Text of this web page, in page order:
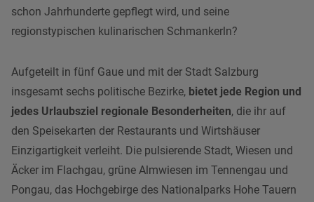
schon Jahrhunderte gepflegt wird, und seine
regionstypischen kulinarischen Schmankerln?
Aufgeteilt in fünf Gaue und mit der Stadt Salzburg
insgesamt sechs politische Bezirke, bietet jede Region und
jedes Urlaubsziel regionale Besonderheiten, die ihr auf
den Speisekarten der Restaurants und Wirtshäuser
Einzigartigkeit verleiht. Die pulsierende Stadt, Wiesen und
Äcker im Flachgau, grüne Almwiesen im Tennengau und
Pongau, das Hochgebirge des Nationalparks Hohe Tauern